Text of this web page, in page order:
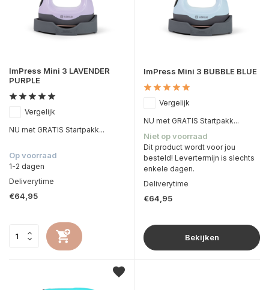
ImPress Mini 3 LAVENDER
PURPLE
Vergelijk
NU met GRATIS Startpakk...
Op voorraad
1-2 dagen
Deliverytime
€64,95
ImPress Mini 3 BUBBLE BLUE
Vergelijk
NU met GRATIS Startpakk...
Niet op voorraad
Dit product wordt voor jou
besteld! Levertermijn is slechts
enkele dagen.
Deliverytime
€64,95
Bekijken